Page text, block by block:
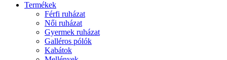
Termékek
Férfi ruházat
Női ruházat
Gyermek ruházat
Galléros pólók
Kabátok